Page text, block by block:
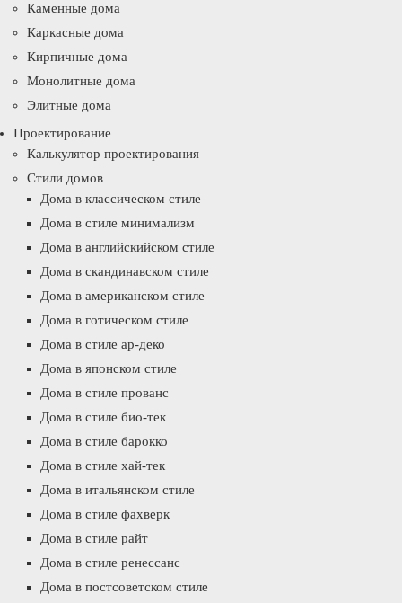
Каменные дома
Каркасные дома
Кирпичные дома
Монолитные дома
Элитные дома
Проектирование
Калькулятор проектирования
Стили домов
Дома в классическом стиле
Дома в стиле минимализм
Дома в английскийском стиле
Дома в скандинавском стиле
Дома в американском стиле
Дома в готическом стиле
Дома в стиле ар-деко
Дома в японском стиле
Дома в стиле прованс
Дома в стиле био-тек
Дома в стиле барокко
Дома в стиле хай-тек
Дома в итальянском стиле
Дома в стиле фахверк
Дома в стиле райт
Дома в стиле ренессанс
Дома в постсоветском стиле